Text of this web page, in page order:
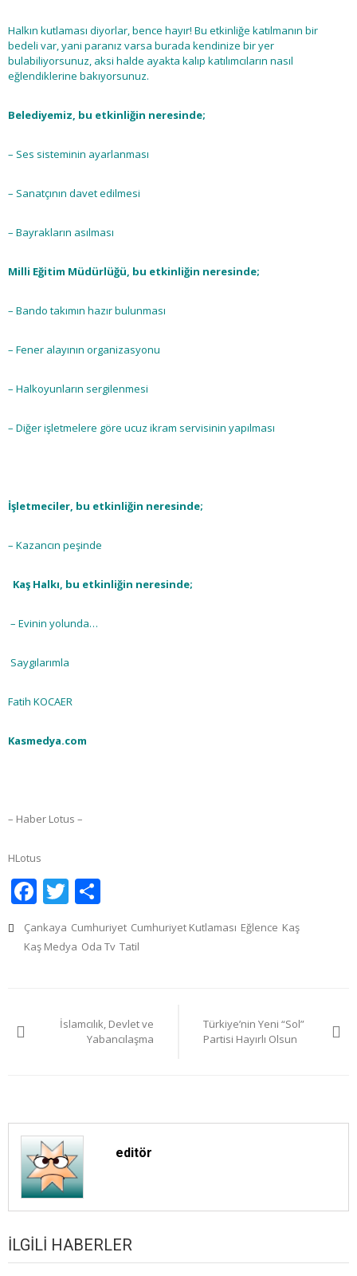
Halkın kutlaması diyorlar, bence hayır! Bu etkinliğe katılmanın bir
bedeli var, yani paranız varsa burada kendinize bir yer
bulabiliyorsunuz, aksi halde ayakta kalıp katılımcıların nasıl
eğlendiklerine bakıyorsunuz.
Belediyemiz, bu etkinliğin neresinde;
– Ses sisteminin ayarlanması
– Sanatçının davet edilmesi
– Bayrakların asılması
Milli Eğitim Müdürlüğü, bu etkinliğin neresinde;
– Bando takımın hazır bulunması
– Fener alayının organizasyonu
– Halkoyunların sergilenmesi
– Diğer işletmelere göre ucuz ikram servisinin yapılması
İşletmeciler, bu etkinliğin neresinde;
– Kazancın peşinde
Kaş Halkı, bu etkinliğin neresinde;
– Evinin yolunda…
Saygılarımla
Fatih KOCAER
Kasmedya.com
– Haber Lotus –
HLotus
Facebook
Twitter
Çankaya Cumhuriyet Cumhuriyet Kutlaması Eğlence Kaş
Kaş Medya Oda Tv Tatil
gezinmesi
İslamcılık, Devlet ve
Yabancılaşma
Türkiye’nin Yeni “Sol”
Partisi Hayırlı Olsun
editör
İLGILI HABERLER